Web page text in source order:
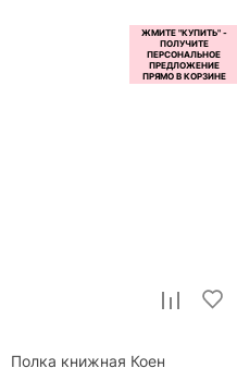
Полка книжная Коен